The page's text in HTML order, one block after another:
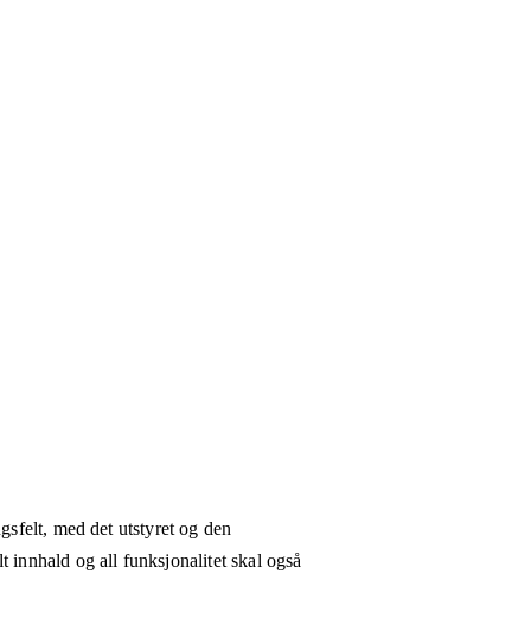
med det utstyret og den
innhald og all funksjonalitet skal også